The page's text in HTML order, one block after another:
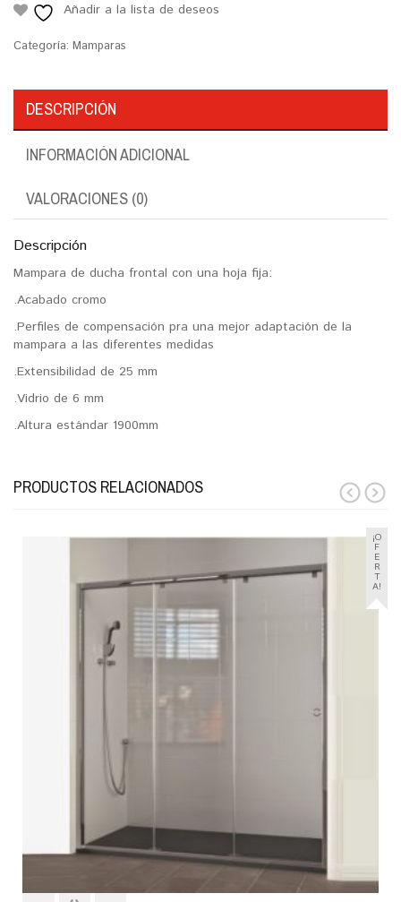
Añadir a la lista de deseos
Categoría: Mamparas
DESCRIPCIÓN
INFORMACIÓN ADICIONAL
VALORACIONES (0)
Descripción
Mampara de ducha frontal con una hoja fija:
.Acabado cromo
.Perfiles de compensación pra una mejor adaptación de la
mampara a las diferentes medidas
.Extensibilidad de 25 mm
.Vidrio de 6 mm
.Altura estándar 1900mm
PRODUCTOS RELACIONADOS
¡O
F
E
R
T
A!
prev next